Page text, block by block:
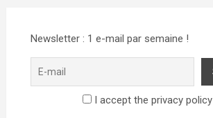
Newsletter : 1 e-mail par semaine !
I accept the privacy policy